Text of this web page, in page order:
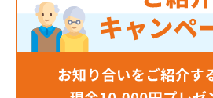
株式会社松山生協本社
株式会社松山生協本社 垣生充
株式会社松山生協本社 小野基
株式会社松山生協本社 石井基
株式会社松山生協本社 味生基地